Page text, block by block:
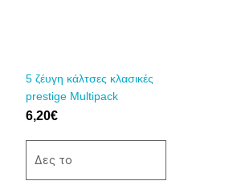
5 ζέυγη κάλτσες κλασικές
prestige Multipack
6,20€
Δες το
να
επιλεγούν
στη
σελίδα
του
προϊόντος